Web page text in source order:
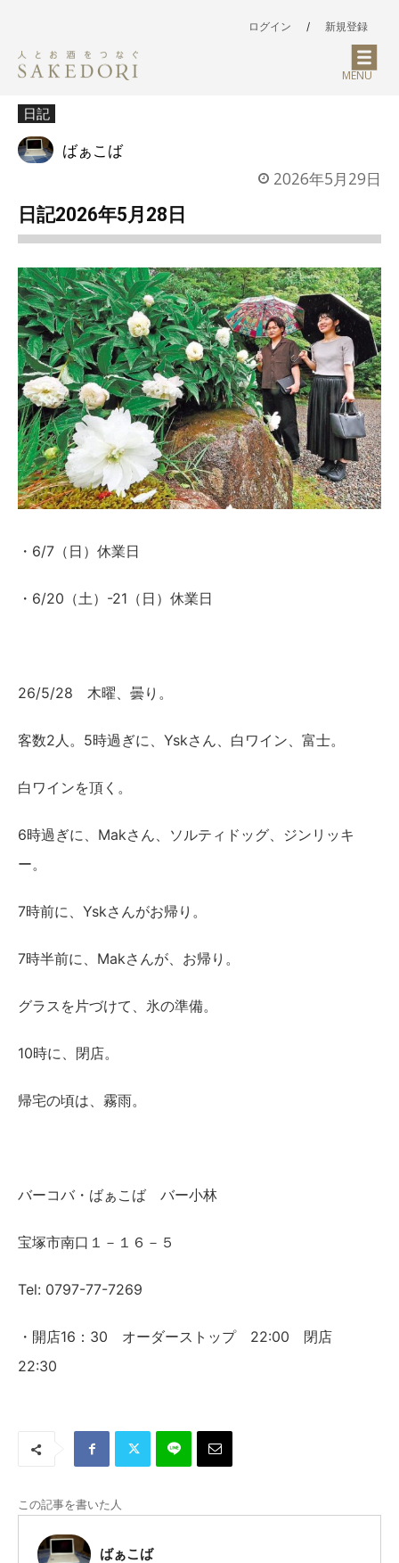
ログイン / 新規登録
MENU
日記
ばぁこば
2026年5月29日
日記2026年5月28日
・6/7（日）休業日
・6/20（土）-21（日）休業日
26/5/28 木曜、曇り。
客数2人。5時過ぎに、Yskさん、白ワイン、富士。
白ワインを頂く。
6時過ぎに、Makさん、ソルティドッグ、ジンリッキ
ー。
7時前に、Yskさんがお帰り。
7時半前に、Makさんが、お帰り。
グラスを片づけて、氷の準備。
10時に、閉店。
帰宅の頃は、霧雨。
バーコバ・ばぁこば バー小林
宝塚市南口１－１６－５
Tel: 0797-77-7269
・開店16：30 オーダーストップ 22:00 閉店
22:30
この記事を書いた人
ばぁこば